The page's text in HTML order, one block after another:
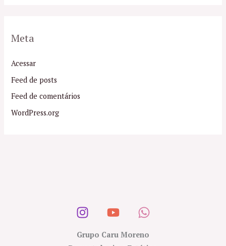
Meta
Acessar
Feed de posts
Feed de comentários
WordPress.org
Grupo Caru Moreno